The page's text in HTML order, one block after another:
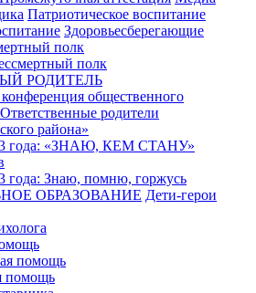
Патриотическое воспитание
Здоровьесберегающие
полк
полк
РОДИТЕЛЬ
общественного
родители
района»
года: «ЗНАЮ, КЕМ СТАНУ»
года: Знаю, помню, горжусь
ОБРАЗОВАНИЕ Дети-герои
помощь
помощь